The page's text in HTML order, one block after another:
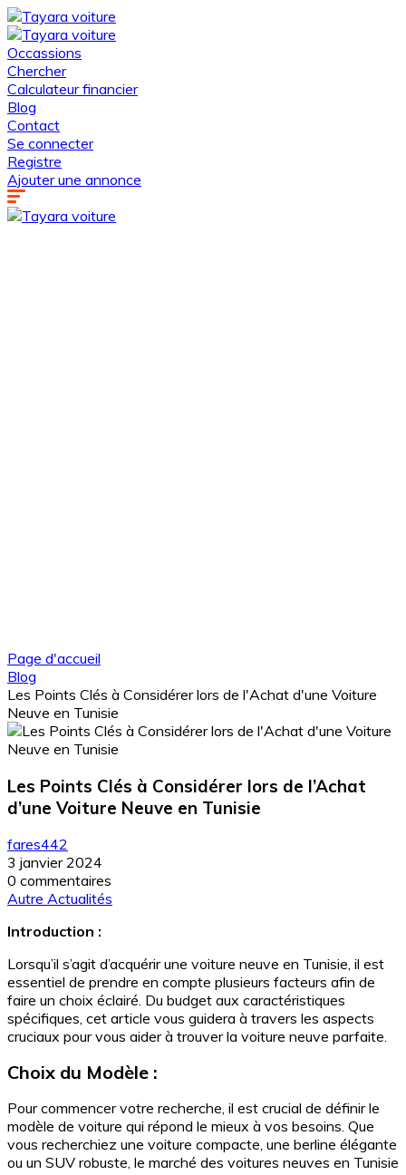
Occassions
Chercher
Calculateur financier
Blog
Contact
Se connecter
Registre
Ajouter une annonce
Page d'accueil
Blog
Les Points Clés à Considérer lors de l'Achat d'une Voiture
Neuve en Tunisie
Les Points Clés à Considérer lors de l’Achat
d’une Voiture Neuve en Tunisie
fares442
3 janvier 2024
0 commentaires
Autre Actualités
Introduction :
Lorsqu’il s’agit d’acquérir une voiture neuve en Tunisie, il est
essentiel de prendre en compte plusieurs facteurs afin de
faire un choix éclairé. Du budget aux caractéristiques
spécifiques, cet article vous guidera à travers les aspects
cruciaux pour vous aider à trouver la voiture neuve parfaite.
Choix du Modèle :
Pour commencer votre recherche, il est crucial de définir le
modèle de voiture qui répond le mieux à vos besoins. Que
vous recherchiez une voiture compacte, une berline élégante
ou un SUV robuste, le marché des voitures neuves en Tunisie